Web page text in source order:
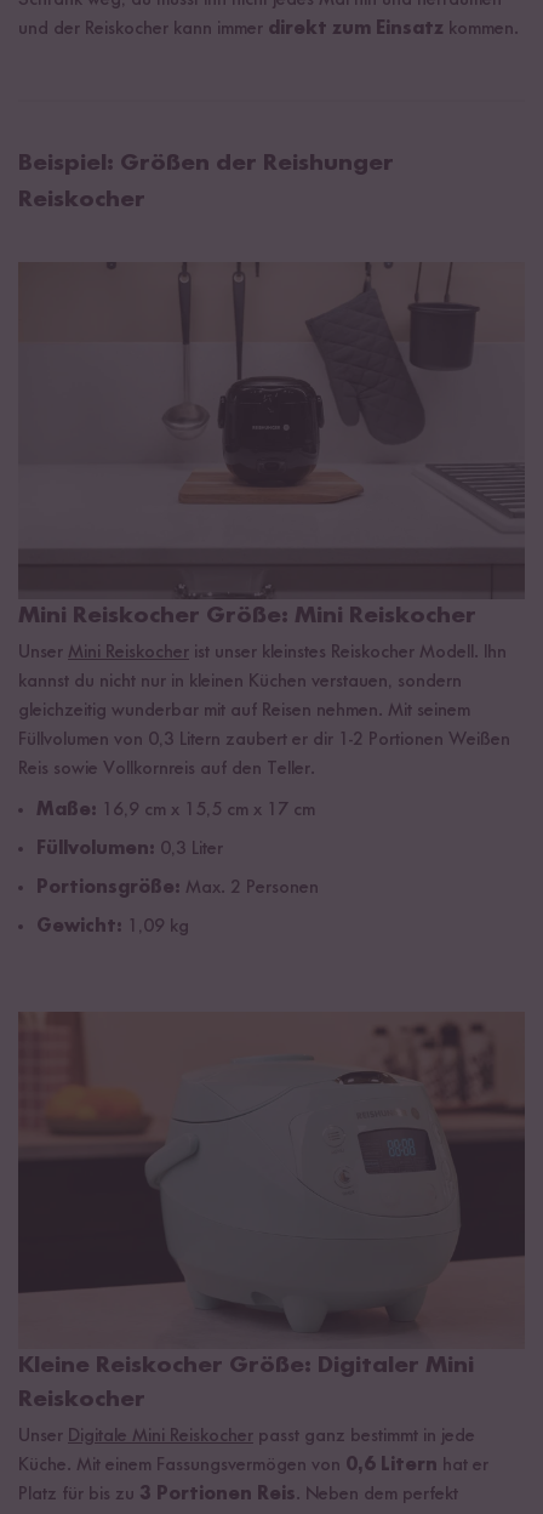
und der Reiskocher kann immer direkt zum Einsatz kommen.
Beispiel: Größen der Reishunger
Reiskocher
Mini Reiskocher Größe: Mini Reiskocher
Unser Mini Reiskocher ist unser kleinstes Reiskocher Modell. Ihn
kannst du nicht nur in kleinen Küchen verstauen, sondern
gleichzeitig wunderbar mit auf Reisen nehmen. Mit seinem
Füllvolumen von 0,3 Litern zaubert er dir 1-2 Portionen Weißen
Reis sowie Vollkornreis auf den Teller.
Maße: 16,9 cm x 15,5 cm x 17 cm
Füllvolumen: 0,3 Liter
Portionsgröße: Max. 2 Personen
Gewicht: 1,09 kg
Kleine Reiskocher Größe: Digitaler Mini
Reiskocher
Unser Digitale Mini Reiskocher passt ganz bestimmt in jede
Küche. Mit einem Fassungsvermögen von 0,6 Litern hat er
Platz für bis zu 3 Portionen Reis. Neben dem perfekt